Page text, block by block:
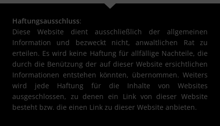
Haftungsausschluss:
Diese Website dient ausschließlich der allgemeinen
Information und bezweckt nicht, anwaltlichen Rat zu
erteilen. Es wird keine Haftung für allfällige Nachteile, die
durch die Benützung der auf dieser Website ersichtlichen
Informationen entstehen könnten, übernommen. Weiters
wird jede Haftung für die Inhalte von Websites
ausgeschlossen, zu denen ein Link von dieser Website
besteht bzw. die einen Link zu dieser Website anbieten.